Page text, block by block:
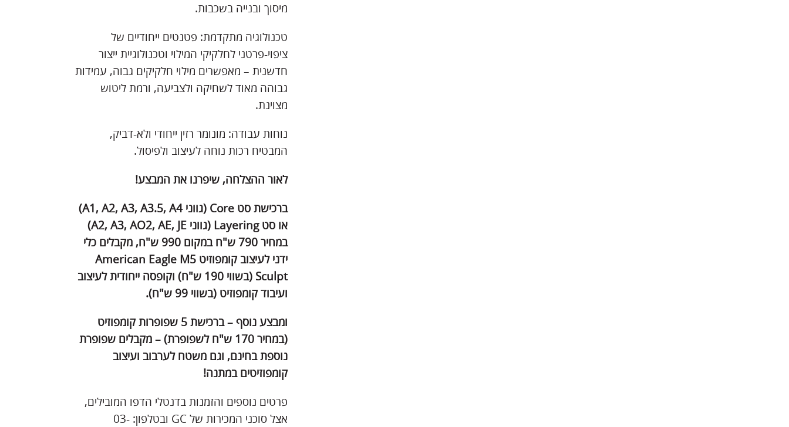
מיסוך ובנייה בשכבות.
טכנולוגיה מתקדמת: פטנטים ייחודיים של
ציפוי-פרטני לחלקיקי המילוי וטכנולוגיית ייצור
חדשנית – מאפשרים מילוי חלקיקים גבוה, עמידות
גבוהה מאוד לשחיקה ולצביעה, ורמת ליטוש
מצוינת.
נוחות עבודה: מונומר רזין ייחודי ולא-דביק,
המבטיח רכות נוחה לעיצוב ולפיסול.
לאור ההצלחה, שיפרנו את המבצע!
ברכישת סט Core (גווניA1, A2, A3, A3.5, A4
)
או סטLayering (גווני A2, A3, AO2, AE, JE
)
במחיר 790 ש"ח במקום 990 ש"ח, מקבלים כלי
ידני לעיצוב קומפוזיט American Eagle M5
Sculpt
(בשווי 190 ש"ח) וקופסה ייחודית לעיצוב
ועיבוד קומפוזיט (בשווי 99 ש"ח).
ומבצע נוסף – ברכישת 5 שפופרות קומפוזיט
(במחיר 170 ש"ח לשפופרת) – מקבלים שפופרת
נוספת בחינם, וגם משטח לערבוב ועיצוב
קומפוזיטים במתנה!
פרטים נוספים והזמנות בדנטלי הדפו המובילים,
אצל סוכני המכירות של GC ובטלפון: 03-